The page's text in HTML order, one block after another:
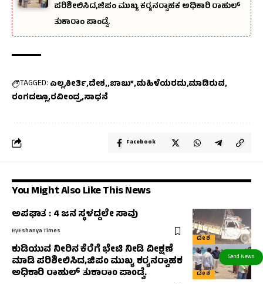
ಪರಿಶೀಲಿಸಿದ,ಜಿಪಂ ಮುಖ್ಯ ಕರ‍್ಯನರ‍್ವಾಹಕ ಅಧಿಕಾರಿ ರಾಹುಲ್‌
ತುಕಾರಾಂ ಪಾಂಡ್ವೆ.
TAGGED: ಎಲ್ಲಕೀರ್ತಿದೇಶ,ಬಾಬು*ಮಹಿಳೆಯರದುಮಾಡಿರುವ
ರಂಗದಲ್ಲೂರವೀಂದ್ರ ಸಾಧನೆ
Facebook
You Might Also Like This News
ದೇಶ
ಅಪಘಾತ : 4 ಜನ ಸ್ಥಳದ್ದಲೇ ಸಾವು
ByEshanya Times
ದೇಶ
ಕುಡಿಯುವ ನೀರಿನ ಕೆರೆಗೆ ಭೇಟಿ ನೀಡಿ ವೀಕ್ಷಣೆ
ಮಾಡಿ ಪರಿಶೀಲಿಸಿದ,ಜಿಪಂ ಮುಖ್ಯ ಕರ‍್ಯನರ‍್ವಾಹಕ
ಅಧಿಕಾರಿ ರಾಹುಲ್‌ ತುಕಾರಾಂ ಪಾಂಡ್ವೆ.